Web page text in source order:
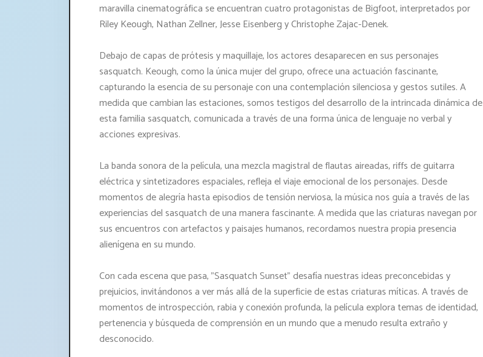
maravilla cinematográfica se encuentran cuatro protagonistas de Bigfoot, interpretados por
Riley Keough, Nathan Zellner, Jesse Eisenberg y Christophe Zajac-Denek.
Debajo de capas de prótesis y maquillaje, los actores desaparecen en sus personajes
sasquatch. Keough, como la única mujer del grupo, ofrece una actuación fascinante,
capturando la esencia de su personaje con una contemplación silenciosa y gestos sutiles. A
medida que cambian las estaciones, somos testigos del desarrollo de la intrincada dinámica de
esta familia sasquatch, comunicada a través de una forma única de lenguaje no verbal y
acciones expresivas.
La banda sonora de la película, una mezcla magistral de flautas aireadas, riffs de guitarra
eléctrica y sintetizadores espaciales, refleja el viaje emocional de los personajes. Desde
momentos de alegría hasta episodios de tensión nerviosa, la música nos guía a través de las
experiencias del sasquatch de una manera fascinante. A medida que las criaturas navegan por
sus encuentros con artefactos y paisajes humanos, recordamos nuestra propia presencia
alienígena en su mundo.
Con cada escena que pasa, "Sasquatch Sunset" desafía nuestras ideas preconcebidas y
prejuicios, invitándonos a ver más allá de la superficie de estas criaturas míticas. A través de
momentos de introspección, rabia y conexión profunda, la película explora temas de identidad,
pertenencia y búsqueda de comprensión en un mundo que a menudo resulta extraño y
desconocido.